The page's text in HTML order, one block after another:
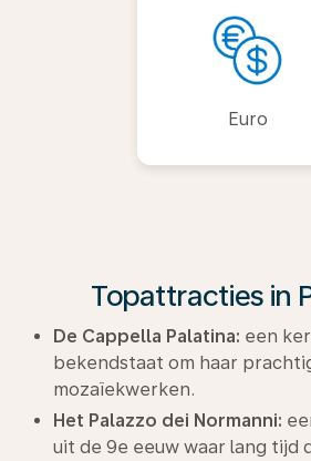
Euro
Topattracties in
De Cappella Palatina: een
bekendstaat om haar
mozaïekwerken.
Het Palazzo dei Normanni:
uit de 9e eeuw waar lang tijd